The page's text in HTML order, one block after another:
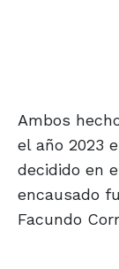
Ambos
el año 2023
decidido en
encausado
Facundo